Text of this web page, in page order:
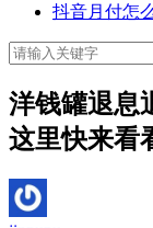
抖音月付怎
洋钱罐退息
这里快来看